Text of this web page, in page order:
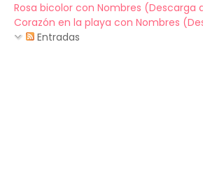
Rosa bicolor con Nombres (Descarga
Corazón en la playa con Nombres
Entradas